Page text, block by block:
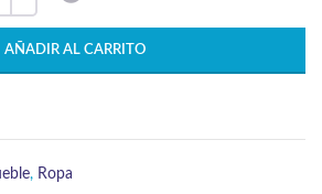
AÑADIR AL CARRITO
, Ropa